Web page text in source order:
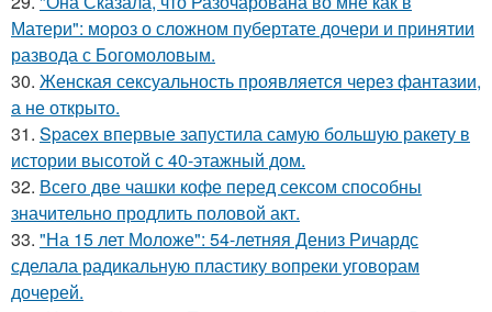
Матери": мороз о сложном пубертате дочери и принятии
развода с Богомоловым.
30. Женская сексуальность проявляется через фантазии,
а не открыто.
31. Spacex впервые запустила самую большую ракету в
истории высотой с 40-этажный дом.
32. Всего две чашки кофе перед сексом способны
значительно продлить половой акт.
33. "На 15 лет Моложе": 54-летняя Дениз Ричардс
сделала радикальную пластику вопреки уговорам
дочерей.